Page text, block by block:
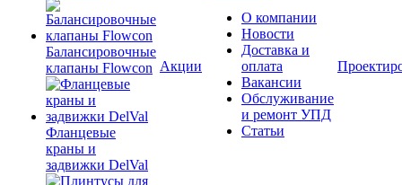
Балансировочные
клапаны Flowcon
Фланцевые
краны и
задвижки DelVal
Акции
О компании
Новости
Доставка и
оплата
Вакансии
Обслуживание
и ремонт УПД
Статьи